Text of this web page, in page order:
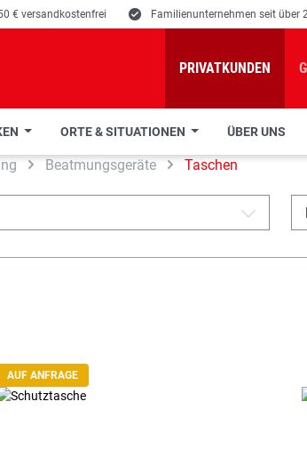
€ versandkostenfrei E Familienunternehmen seit über
PRIVATKUNDEN
ORTE & SITUATIONEN ÜBER UNS
Beatmungsgeräte Taschen
A
AUF ANFRAGE